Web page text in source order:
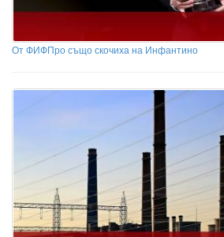
От ФИФПро също скочиха на Инфантино